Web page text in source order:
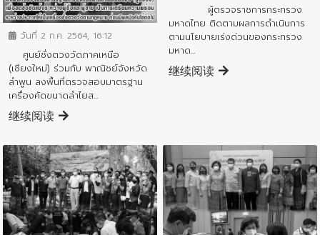
ข่าวประชาสัมพันธ์
วันที่ 2 ก.ค. 2564, 16:12
ศูนย์ชั่งตวงวัดภาคเหนือ
(เชียงใหม่) ร่วมกับ พาณิชย์จังหวัด
ลำพูน ลงพื้นที่ตรวจสอบมาตรฐาน
เครื่องคัดขนาดลำไยส...
继续阅读
ผู้ตรวจราชการกระทรวง
มหาดไทย ติดตามผลการดำเนินการ
ตามนโยบายเร่งด่วนของกระทรวง
มหาด...
继续阅读